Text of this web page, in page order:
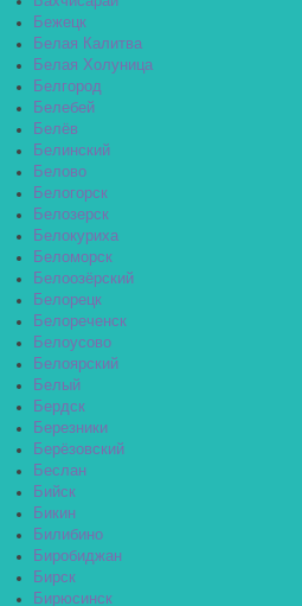
Бежецк
Белая Калитва
Белая Холуница
Белгород
Белебей
Белёв
Белинский
Белово
Белогорск
Белозерск
Белокуриха
Беломорск
Белоозёрский
Белорецк
Белореченск
Белоусово
Белоярский
Белый
Бердск
Березники
Берёзовский
Беслан
Бийск
Бикин
Билибино
Биробиджан
Бирск
Бирюсинск